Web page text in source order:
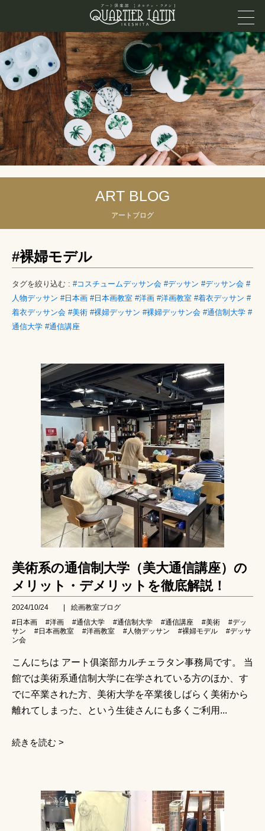
ART BLOG
アートブログ
#裸婦モデル
タグを絞り込む : #コスチュームデッサン会 #デッサン #デッサン会 #
人物デッサン #日本画 #日本画教室 #洋画 #洋画教室 #着衣デッサン #
着衣デッサン会 #美術 #裸婦デッサン #裸婦デッサン会 #通信制大学 #
通信大学 #通信講座
美術系の通信制大学（美大通信講座）の
メリット・デメリットを徹底解説！
2024/10/24
絵画教室ブログ
#日本画
#洋画 #通信大学 #通信制大学 #通信講座 #美術
#デッ
サン
#日本画教室 #洋画教室 #人物デッサン #裸婦モデル
#デッサ
ン会
こんにちは アート俱楽部カルチェラタン事務局です。 当
館では美術系通信制大学に在学されている方のほか、す
でに卒業された方、美術大学を卒業後しばらく美術から
離れてしまった、という生徒さんにも多くご利用...
続きを読む >